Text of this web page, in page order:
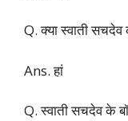
Q. क्या स्वाती
Ans. हां
Q. स्वाती सचदेव के